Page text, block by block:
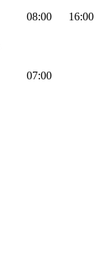
08:00
16:00
07:00